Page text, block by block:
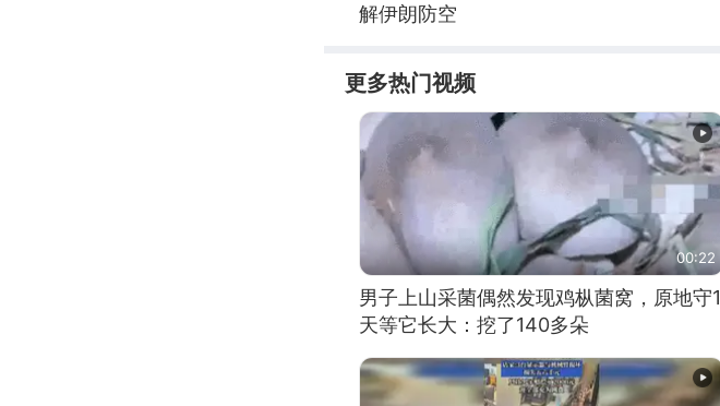
解伊朗防空
更多热门视频
00:22
男子上山采菌偶然发现鸡枞菌窝，原地守1
天等它长大：挖了140多朵